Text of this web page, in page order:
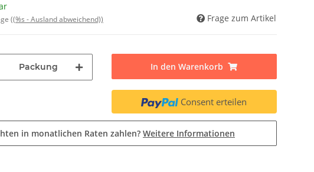
((%s - Ausland abweichend)) Frage zum Artikel
Packung In den Warenkorb
Consent erteilen
in monatlichen Raten zahlen? Weitere Informationen